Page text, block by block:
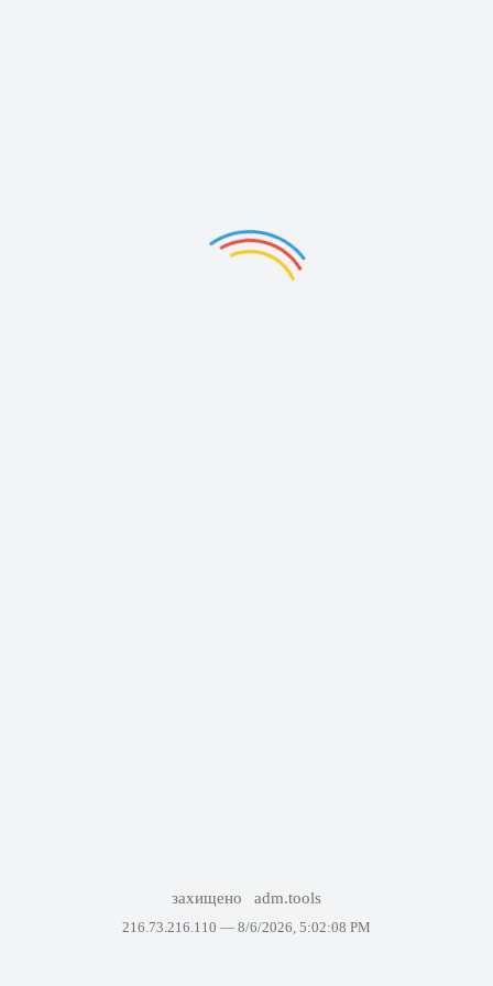
захищено adm.tools
216.73.216.110 — 8/6/2026, 5:02:08 PM